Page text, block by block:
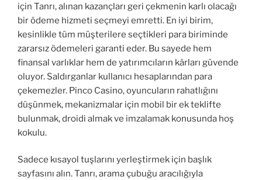
için Tanrı, alınan kazançları geri çekmenin karlı olacağı
bir ödeme hizmeti seçmeyi emretti. En iyi birim,
kesinlikle tüm müşterilere seçtikleri para biriminde
zararsız ödemeleri garanti eder. Bu sayede hem
finansal varlıklar hem de yatırımcıların kârları güvende
oluyor. Saldırganlar kullanıcı hesaplarından para
çekemezler. Pinco Casino, oyuncuların rahatlığını
düşünmek, mekanizmalar için mobil bir ek teklifte
bulunmak, droidi almak ve imzalamak konusunda hoş
kokulu.
Sadece kısayol tuşlarını yerleştirmek için başlık
sayfasını alın. Tanrı, arama çubuğu aracılığıyla